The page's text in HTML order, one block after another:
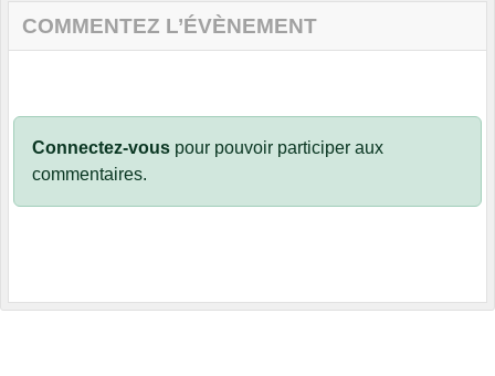
COMMENTEZ L’ÉVÈNEMENT
Connectez-vous pour pouvoir participer aux
commentaires.